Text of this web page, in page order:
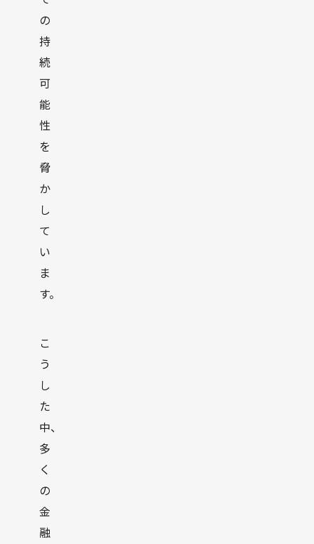
の
持
続
可
能
性
を
脅
か
し
て
い
ま
す。
こ
う
し
た
中、
多
く
の
金
融